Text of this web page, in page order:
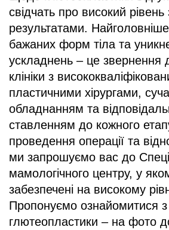
свідчать про високий рівень
результатами.
бажаних форм тіла та
ускладнень – це звернення
клініки з
пластичними хірургами,
обладнанням та
ставленням до кожного
проведення операції та
ми запрошуємо вас до
мамологічного центру, у
забезпечені на високому
Пропонуємо ознайомитися з
глютеопластики – на фото